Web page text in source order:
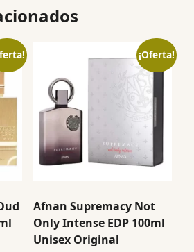
¡Oferta!
Afnan Supremacy Not
Only Intense EDP 100ml
Unisex Original